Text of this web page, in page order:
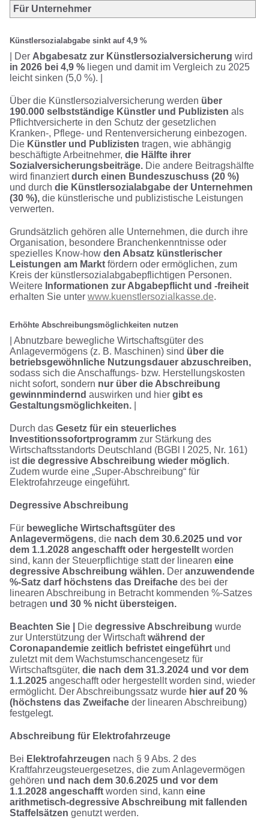
Für Unternehmer
Künstlersozialabgabe sinkt auf 4,9 %
| Der Abgabesatz zur Künstlersozialversicherung wird
in 2026 bei 4,9 %liegen und damit im Vergleich zu 2025
leicht sinken (5,0 %). |
Über die Künstlersozialversicherung werden über
190.000 selbstständige Künstler und Publizisten als
Pflichtversicherte in den Schutz der gesetzlichen
Kranken-, Pflege- und Rentenversicherung einbezogen.
Die Künstler und Publizisten tragen, wie abhängig
beschäftigte Arbeitnehmer, die Hälfte ihrer
Sozialversicherungsbeiträge.Die andere Beitragshälfte
wird finanziertdurch einen Bundeszuschuss (20 %)
und durch die Künstlersozialabgabe der Unternehmen
(30 %),die künstlerische und publizistische Leistungen
verwerten.
Grundsätzlich gehören alle Unternehmen, die durch ihre
Organisation, besondere Branchenkenntnisse oder
spezielles Know-how den Absatz künstlerischer
Leistungen am Marktfördern oder ermöglichen, zum
Kreis der künstlersozialabgabepflichtigen Personen.
Weitere Informationen zur Abgabepflicht und -freiheit
erhalten Sie unter www.kuenstlersozialkasse.de.
Erhöhte Abschreibungsmöglichkeiten nutzen
| Abnutzbare bewegliche Wirtschaftsgüter des
Anlagevermögens (z. B. Maschinen) sind über die
betriebsgewöhnliche Nutzungsdauer abzuschreiben,
sodass sich die Anschaffungs- bzw. Herstellungskosten
nicht sofort, sondern nur über die Abschreibung
gewinnmindernd auswirken und hier gibt es
Gestaltungsmöglichkeiten.|
Durch das Gesetz für ein steuerliches
Investitionssofortprogrammzur Stärkung des
Wirtschaftsstandorts Deutschland (BGBl I 2025, Nr. 161)
istdie degressive Abschreibung wieder möglich.
Zudem wurde eine „Super-Abschreibung“ für
Elektrofahrzeuge eingeführt.
Degressive Abschreibung
Für bewegliche Wirtschaftsgüter des
Anlagevermögens, die nach dem 30.6.2025 und vor
dem 1.1.2028 angeschafft oder hergestelltworden
sind, kann der Steuerpflichtige statt der linearen eine
degressive Abschreibung wählen.Der anzuwendende
%-Satz darf höchstens das Dreifachedes bei der
linearen Abschreibung in Betracht kommenden %-Satzes
betragen und 30 % nicht übersteigen.
Beachten Sie | Die degressive Abschreibung wurde
zur Unterstützung der Wirtschaftwährend der
Coronapandemie zeitlich befristet eingeführtund
zuletzt mit dem Wachstumschancengesetz für
Wirtschaftsgüter, die nach dem 31.3.2024 und vor dem
1.1.2025angeschafft oder hergestellt worden sind, wieder
ermöglicht. Der Abschreibungssatz wurde hier auf 20 %
(höchstens das Zweifacheder linearen Abschreibung)
festgelegt.
Abschreibung für Elektrofahrzeuge
Bei Elektrofahrzeugen nach § 9 Abs. 2 des
Kraftfahrzeugsteuergesetzes, die zum Anlagevermögen
gehören und nach dem 30.6.2025 und vor dem
1.1.2028 angeschafftworden sind, kann eine
arithmetisch-degressive Abschreibung mit fallenden
Staffelsätzen genutzt werden.